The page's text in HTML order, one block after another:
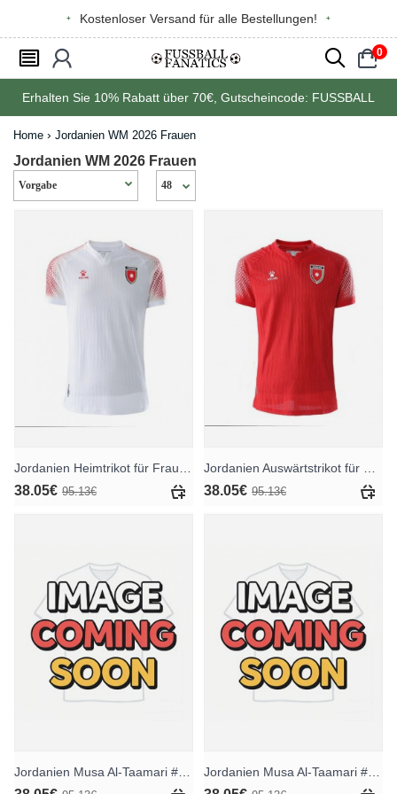
Kostenloser Versand für alle Bestellungen!
󰂩 󰃳 󰂨 0
󰃠
Erhalten Sie 10% Rabatt über 70€ , Gutscheincode: FUSSBALL
Home Jordanien WM 2026 Frauen
Jordanien WM 2026 Frauen
38.05€ 95.13€ 38.05€ 95.13€